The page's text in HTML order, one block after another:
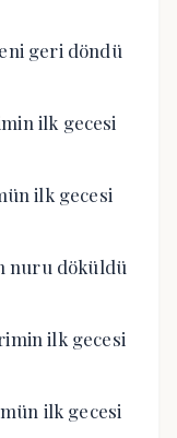
geri döndü
ilk gecesi
ilk gecesi
nuru döküldü
ilk gecesi
ilk gecesi